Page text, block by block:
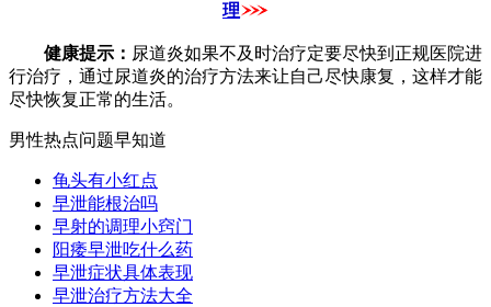
理
健康提示： 尿道炎如果不及时治疗定要尽快到正规医院进
行治疗，通过尿道炎的治疗方法来让自己尽快康复，这样才能
尽快恢复正常的生活。
男性热点问题早知道
龟头有小红点
早泄能根治吗
早射的调理小窍门
阳痿早泄吃什么药
早泄症状具体表现
早泄治疗方法大全